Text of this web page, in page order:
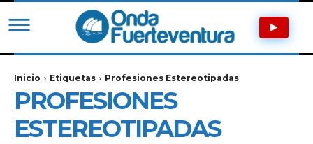
Inicio Etiquetas Profesiones Estereotipadas
PROFESIONES
ESTEREOTIPADAS